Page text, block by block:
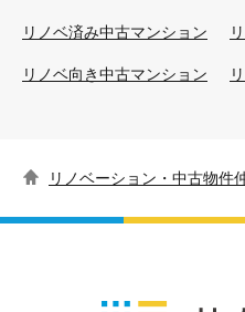
リノベ済み中古マンション
リノベ向き中古マンション
リノベーション・中古物件